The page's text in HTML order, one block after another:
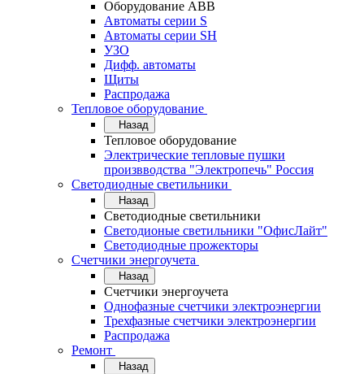
Оборудование АВВ
Автоматы серии S
Автоматы серии SH
УЗО
Дифф. автоматы
Щиты
Распродажа
Тепловое оборудование
Назад
Тепловое оборудование
Электрические тепловые пушки
произвводства "Электропечь" Россия
Светодиодные светильники
Назад
Светодиодные светильники
Светодионые светильники "ОфисЛайт"
Светодиодные прожекторы
Счетчики энергоучета
Назад
Счетчики энергоучета
Однофазные счетчики электроэнергии
Трехфазные счетчики электроэнергии
Распродажа
Ремонт
Назад